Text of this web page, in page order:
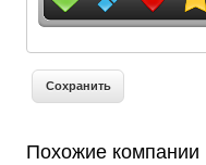
Похожие компании